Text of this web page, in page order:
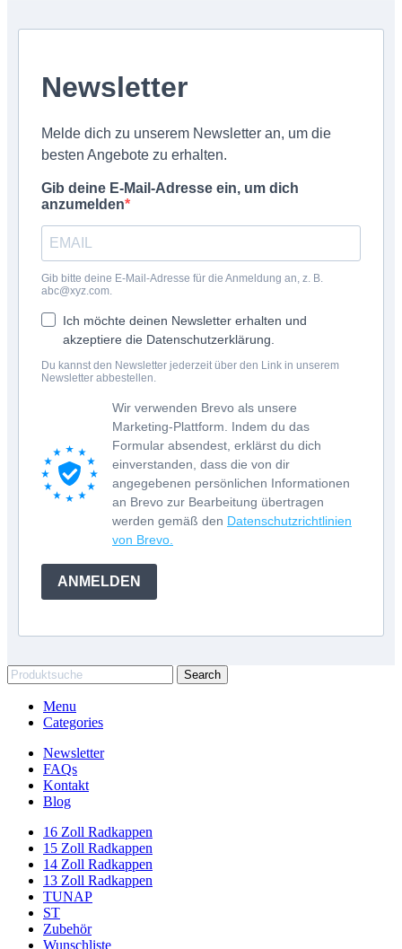
Newsletter
Melde dich zu unserem Newsletter an, um die
besten Angebote zu erhalten.
Gib deine E-Mail-Adresse ein, um dich
anzumelden
Gib bitte deine E-Mail-Adresse für die Anmeldung an, z. B.
abc@xyz.com.
Ich möchte deinen Newsletter erhalten und
akzeptiere die Datenschutzerklärung.
Du kannst den Newsletter jederzeit über den Link in unserem
Newsletter abbestellen.
Wir verwenden Brevo als unsere
Marketing-Plattform. Indem du das
Formular absendest, erklärst du dich
einverstanden, dass die von dir
angegebenen persönlichen Informationen
an Brevo zur Bearbeitung übertragen
werden gemäß den Datenschutzrichtlinien
von Brevo.
ANMELDEN
Search
Menu
Categories
Newsletter
FAQs
Kontakt
Blog
16 Zoll Radkappen
15 Zoll Radkappen
14 Zoll Radkappen
13 Zoll Radkappen
TUNAP
ST
Zubehör
Wunschliste